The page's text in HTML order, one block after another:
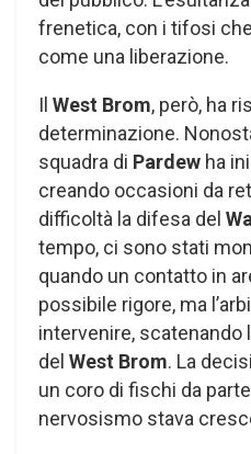
frenetica, con i tifosi
come una liberazione.
Il West Brom, però, ha
determinazione.
squadra di Pardew ha
creando occasioni da
difficoltà la difesa del
tempo, ci sono stati
quando un contatto in
possibile rigore, ma
intervenire,
del West Brom. La
un coro di fischi da
nervosismo stava